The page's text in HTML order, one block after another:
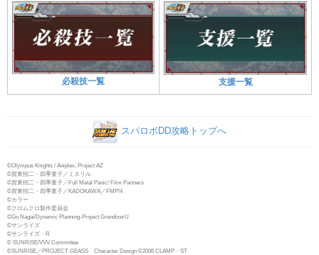
必殺技一覧 支援一覧
スパロボDD攻略トップへ
©Olympus Knights / Aniplex, Project AZ
©賀東招二・四季童子／ミスリル
©賀東招二・四季童子／Full Metal Panic! Film Partners
©賀東招二・四季童子／KADOKAWA／FMP!4
©カラー
©クロムクロ製作委員会
©Go Nagai/Dynamic Planning-Project GrendizerU
©サンライズ
©サンライズ・R
© SUNRISE/VVV Committee
©SUNRISE／PROJECT GEASS Character Design ©2006 CLAMP・ST